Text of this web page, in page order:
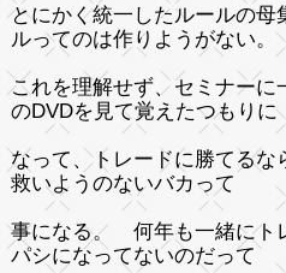
とにかく統一したルールの母
ルってのは作りようがない。
これを理解せず、セミナーに
のDVDを見て覚えたつもりに
なって、トレードに勝てる
救いようのないバカって
事になる。 何年も一緒にト
パシになってないのだって